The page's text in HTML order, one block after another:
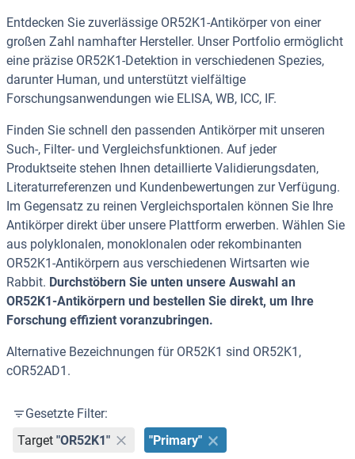
Entdecken Sie zuverlässige OR52K1-Antikörper von einer
großen Zahl namhafter Hersteller. Unser Portfolio ermöglicht
eine präzise OR52K1-Detektion in verschiedenen Spezies,
darunter Human, und unterstützt vielfältige
Forschungsanwendungen wie ELISA, WB, ICC, IF.
Finden Sie schnell den passenden Antikörper mit unseren
Such-, Filter- und Vergleichsfunktionen. Auf jeder
Produktseite stehen Ihnen detaillierte Validierungsdaten,
Literaturreferenzen und Kundenbewertungen zur Verfügung.
Im Gegensatz zu reinen Vergleichsportalen können Sie Ihre
Antikörper direkt über unsere Plattform erwerben. Wählen Sie
aus polyklonalen, monoklonalen oder rekombinanten
OR52K1-Antikörpern aus verschiedenen Wirtsarten wie
Rabbit. Durchstöbern Sie unten unsere Auswahl an
OR52K1-Antikörpern und bestellen Sie direkt, um Ihre
Forschung effizient voranzubringen.
Alternative Bezeichnungen für OR52K1 sind OR52K1,
cOR52AD1.
Gesetzte Filter:
Target "OR52K1" "Primary"